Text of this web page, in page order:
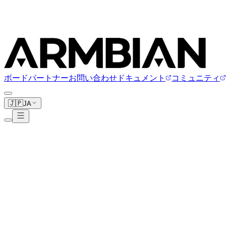
ボードパートナーお問い合わせ ドキュメント コミュニティ
🇯🇵JA